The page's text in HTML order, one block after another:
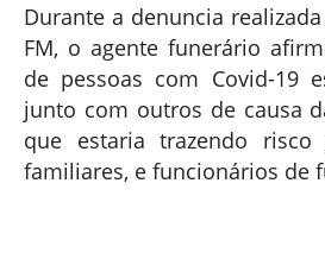
Durante a denuncia
FM, o agente funerário
de pessoas com Covid-19
junto com outros de causa
que estaria trazendo risco
familiares, e funcionários de